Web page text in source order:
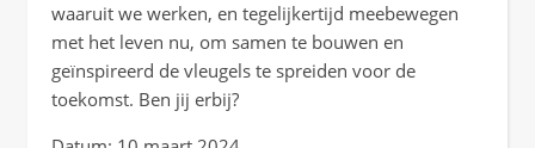
waaruit we werken, en tegelijkertijd meebewegen
met het leven nu, om samen te bouwen en
geïnspireerd de vleugels te spreiden voor de
toekomst. Ben jij erbij?